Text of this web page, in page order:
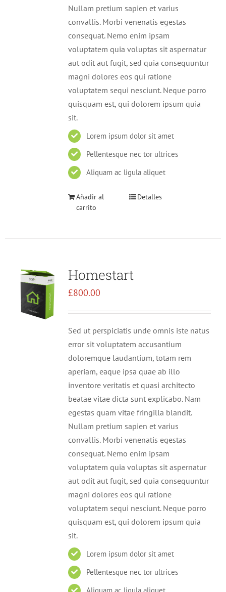
Nullam pretium sapien et varius
convallis. Morbi venenatis egestas
consequat. Nemo enim ipsam
voluptatem quia voluptas sit aspernatur
aut odit aut fugit, sed quia consequuntur
magni dolores eos qui ratione
voluptatem sequi nesciunt. Neque porro
quisquam est, qui dolorem ipsum quia
sit.
Lorem ipsum dolor sit amet
Pellentesque nec tor ultrices
Aliquam ac ligula aliquet
Añadir al
carrito
Detalles
Homestart
£800.00
Sed ut perspiciatis unde omnis iste natus
error sit voluptatem accusantium
doloremque laudantium, totam rem
aperiam, eaque ipsa quae ab illo
inventore veritatis et quasi architecto
beatae vitae dicta sunt explicabo. Nam
egestas quam vitae fringilla blandit.
Nullam pretium sapien et varius
convallis. Morbi venenatis egestas
consequat. Nemo enim ipsam
voluptatem quia voluptas sit aspernatur
aut odit aut fugit, sed quia consequuntur
magni dolores eos qui ratione
voluptatem sequi nesciunt. Neque porro
quisquam est, qui dolorem ipsum quia
sit.
Lorem ipsum dolor sit amet
Pellentesque nec tor ultrices